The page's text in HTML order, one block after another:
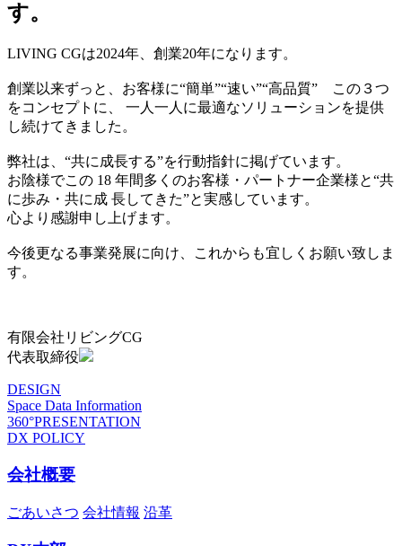
す。
LIVING CGは2024年、創業20年になります。
創業以来ずっと、お客様に“簡単”“速い”“高品質” この３つ
をコンセプトに、 一人一人に最適なソリューションを提供
し続けてきました。
弊社は、“共に成長する”を行動指針に掲げています。
お陰様でこの 18 年間多くのお客様・パートナー企業様と“共
に歩み・共に成 長してきた”と実感しています。
心より感謝申し上げます。
今後更なる事業発展に向け、これからも宜しくお願い致しま
す。
有限会社リビングCG
代表取締役
DESIGN
Space Data Information
360°PRESENTATION
DX POLICY
会社概要
ごあいさつ 会社情報 沿革